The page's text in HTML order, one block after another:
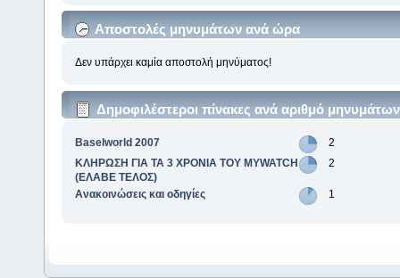
Αποστολές μηνυμάτων ανά ώρα
Δεν υπάρχει καμία αποστολή μηνύματος!
Δημοφιλέστεροι πίνακες ανά αριθμό μηνυμάτων
Baselworld 2007
2
ΚΛΗΡΩΣΗ ΓΙΑ ΤΑ 3 ΧΡΟΝΙΑ ΤΟΥ MYWATCH
(ΕΛΑΒΕ ΤΕΛΟΣ)
2
Ανακοινώσεις και οδηγίες 1